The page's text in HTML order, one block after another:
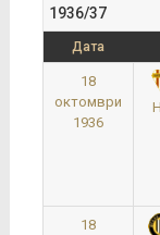
1936/37
Дата
18
октомври
1936
18